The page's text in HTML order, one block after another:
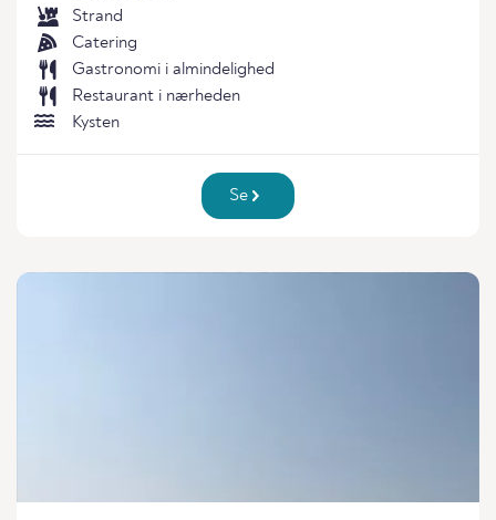
Strand
Catering
Gastronomi i almindelighed
Restaurant i nærheden
Kysten
Se